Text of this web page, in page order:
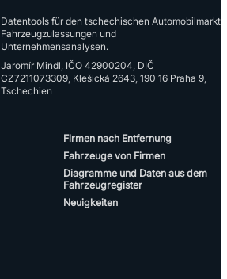
Datentools für den tschechischen Automobilmarkt,
Fahrzeugzulassungen und
Unternehmensanalysen.
Jaromír Mindl, IČO 42900204, DIČ
CZ7211073309, Klešická 2643, 190 16 Praha 9,
Tschechien
Firmen nach Entfernung
Fahrzeuge von Firmen
Diagramme und Daten aus dem
Fahrzeugregister
Neuigkeiten